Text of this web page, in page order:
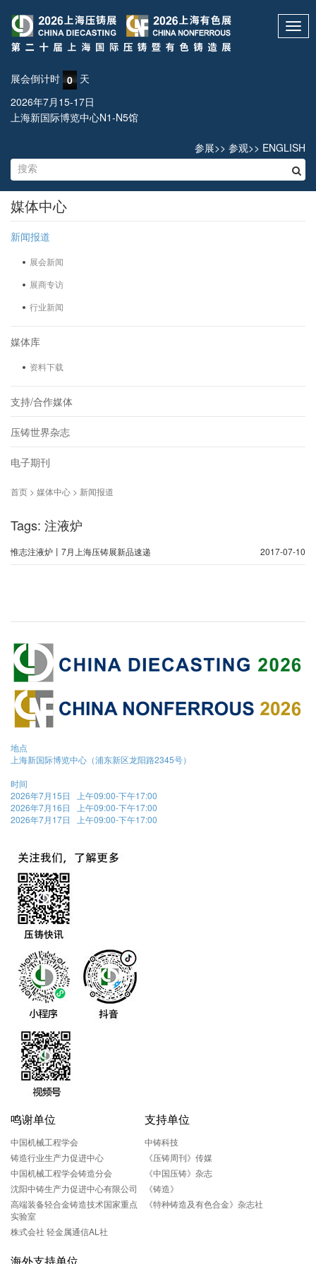
展会倒计时 0 天
2026年7月15-17日
上海新国际博览中心N1-N5馆
参展>> 参观>> ENGLISH
媒体中心
新闻报道
展会新闻
展商专访
行业新闻
媒体库
资料下载
支持/合作媒体
压铸世界杂志
电子期刊
首页 > 媒体中心 > 新闻报道
Tags: 注液炉
2017-07-10
惟志注液炉丨7月上海压铸展新品速递
地点
上海新国际博览中心（浦东新区龙阳路2345号）
时间
2026年7月15日 上午09:00-下午17:00
2026年7月16日 上午09:00-下午17:00
2026年7月17日 上午09:00-下午17:00
鸣谢单位
中国机械工程学会
铸造行业生产力促进中心
中国机械工程学会铸造分会
沈阳中铸生产力促进中心有限公司
高端装备轻合金铸造技术国家重点
实验室
株式会社 轻金属通信AL社
支持单位
中铸科技
《压铸周刊》传媒
《中国压铸》杂志
《铸造》
《特种铸造及有色合金》杂志社